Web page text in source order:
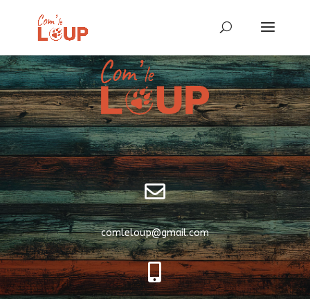

comleloup@gmail.com
